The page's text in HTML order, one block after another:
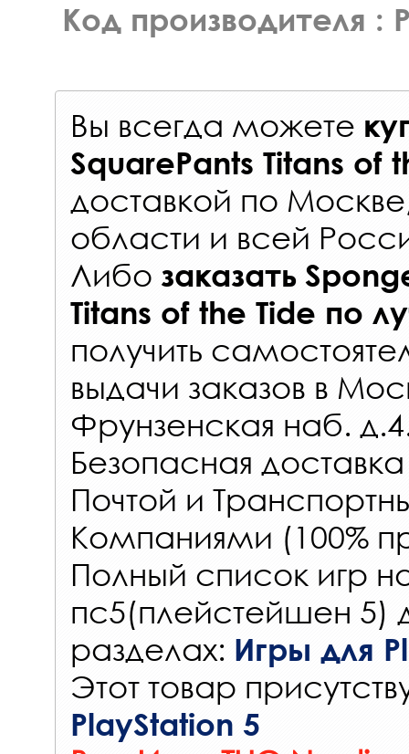
Код производителя :
Вы всегда можете
SquarePants Titans of
доставкой по
области и всей
Либо заказать
Titans of the Tide по
получить
выдачи заказов в
Фрунзенская наб.
Безопасная
Почтой и
Компаниями (100%
Полный список игр
пс5(плейстейшен 5)
разделах: Игры для
Этот товар
PlayStation 5